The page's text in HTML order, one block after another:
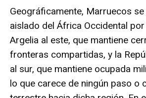
Geográficamente, Marruecos
aislado del África Occidental
Argelia al este, que mantiene
fronteras compartidas, y la
al sur, que mantiene ocupada
lo que carece de ningún paso o